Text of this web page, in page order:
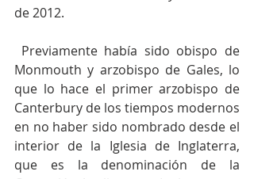
de 2012.
Monmouth y arzobispo de Gales, lo
que lo hace el primer arzobispo de
Canterbury de los tiempos modernos
en no haber sido nombrado desde el
interior de la Iglesia de Inglaterra,
que es la denominación de la